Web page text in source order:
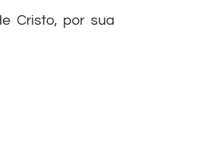
Cristo, por sua